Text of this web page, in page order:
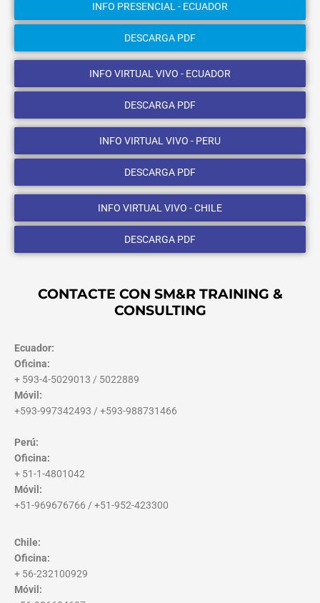
INFO PRESENCIAL - ECUADOR
DESCARGA PDF
INFO VIRTUAL VIVO - ECUADOR
DESCARGA PDF
INFO VIRTUAL VIVO - PERU
DESCARGA PDF
INFO VIRTUAL VIVO - CHILE
DESCARGA PDF
CONTACTE CON SM&R TRAINING &
CONSULTING
Ecuador:
Oficina:
+ 593-4-5029013 / 5022889
Móvil:
+593-997342493 / +593-988731466
Perú:
Oficina:
+ 51-1-4801042
Móvil:
+51-969676766 / +51-952-423300
Chile:
Oficina:
+ 56-232100929
Móvil: